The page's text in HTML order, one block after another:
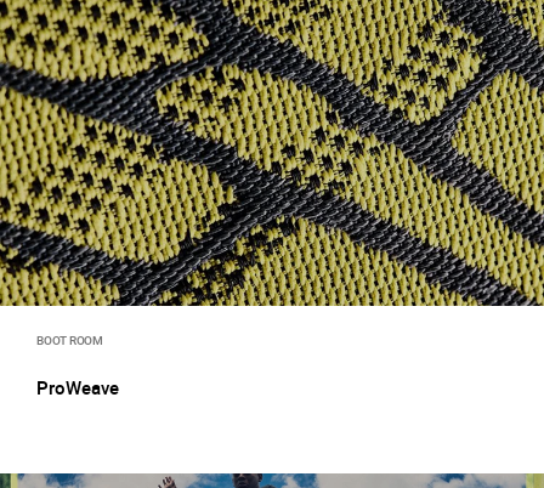
BOOT ROOM
ProWeave